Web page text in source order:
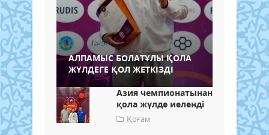
АЛПАМЫС БОЛАТҰЛЫ ҚОЛА
ЖҮЛДЕГЕ ҚОЛ ЖЕТКІЗДІ
Азия чемпионатынан
қола жүлде иеленді
Қоғам